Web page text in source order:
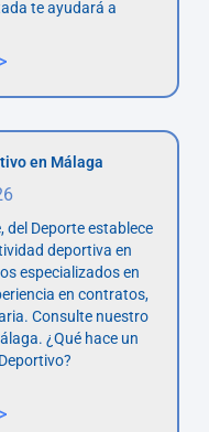
te ayudará a
en Málaga
del Deporte establece
deportiva en
especializados en
en contratos,
Consulte nuestro
¿Qué hace un